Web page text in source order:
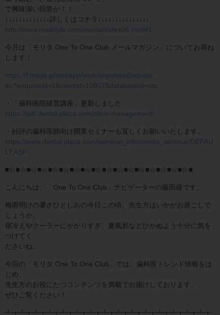
で興味深い回答が！！
↓↓↓↓↓↓↓↓↓↓↓↓↓詳しくはコチラ↓↓↓↓↓↓↓↓↓↓↓↓↓↓↓
http://www.mailstyle.com/morita/index06.html#1
今月は「モリタ One To One Club メールマガジン」についてお尋ね
します！
https://f.msgs.jp/webapp/wish/org/showEnquete.
do?enqueteid=1&clientid=10807&databaseid=rzp
・「歯科医院経営講座」更新しました
https://pdf.dental-plaza.com/clinic-management/
・好評の歯科医師向け開業セミナーも宜しくお願いいたします。
https://www.dental-plaza.com/seminar_info/morita_seminar/DEFAU
LT.ASP
■☆■☆■☆■☆■☆■☆■☆■☆■☆■☆■☆■☆■☆■☆■☆■☆■☆■
こんにちは、「One To One Club」ナビゲーターの藤田瞳です。
梅雨明けの暑さひとしおの今日この頃、先生方はいかがお過ごしで
しょうか。
寝冷えやクーラーにかかりすぎ、夏風邪などひかぬよう十分に気を
つけてく
ださいね。
今回の「モリタ One To One Club」では、歯科医トレンド情報をは
じめ、
先生方のお役にたつコンテンツを満載でお届けしております。
ぜひご覧ください！
┻┳┻┳┻┳┻┳┻┳┻┳┻┳┻┳┻┳┻┳┻┳┻┳┻┳┻┳┻┳